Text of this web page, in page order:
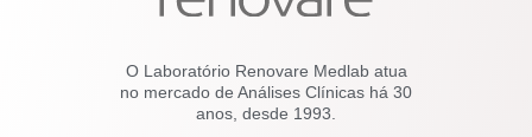
O Laboratório Renovare Medlab atua
no mercado de Análises Clínicas há 30
anos, desde 1993.